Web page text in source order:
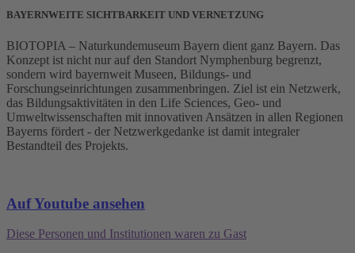
BAYERNWEITE SICHTBARKEIT UND VERNETZUNG
BIOTOPIA – Naturkundemuseum Bayern dient ganz Bayern. Das
Konzept ist nicht nur auf den Standort Nymphenburg begrenzt,
sondern wird bayernweit Museen, Bildungs- und
Forschungseinrichtungen zusammenbringen. Ziel ist ein Netzwerk,
das Bildungsaktivitäten in den Life Sciences, Geo- und
Umweltwissenschaften mit innovativen Ansätzen in allen Regionen
Bayerns fördert - der Netzwerkgedanke ist damit integraler
Bestandteil des Projekts.
Auf Youtube ansehen
Diese Personen und Institutionen waren zu Gast